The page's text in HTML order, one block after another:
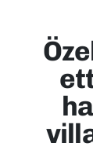
Süper
Tüm
Son
Haber